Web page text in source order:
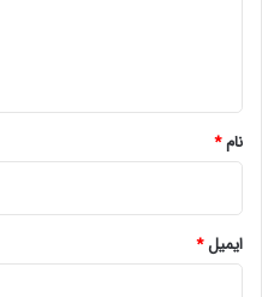
می‌کند. آنها شما را دارند
نام*
ایمیل*